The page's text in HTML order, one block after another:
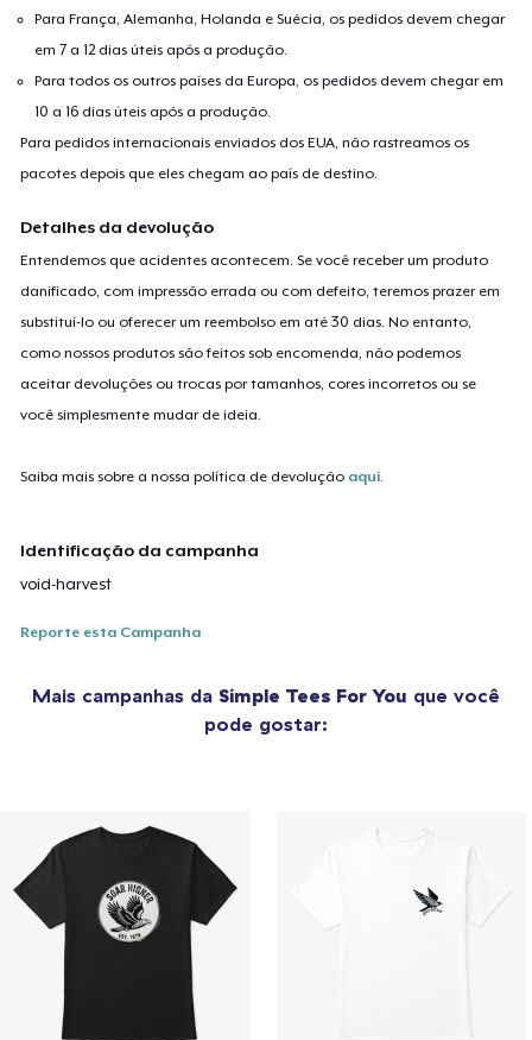
Para França, Alemanha, Holanda e Suécia, os pedidos devem chegar
em 7 a 12 dias úteis após a produção.
Para todos os outros países da Europa, os pedidos devem chegar em
10 a 16 dias úteis após a produção.
Para pedidos internacionais enviados dos EUA, não rastreamos os
pacotes depois que eles chegam ao país de destino.
Detalhes da devolução
Entendemos que acidentes acontecem. Se você receber um produto
danificado, com impressão errada ou com defeito, teremos prazer em
substituí-lo ou oferecer um reembolso em até 30 dias. No entanto,
como nossos produtos são feitos sob encomenda, não podemos
aceitar devoluções ou trocas por tamanhos, cores incorretos ou se
você simplesmente mudar de ideia.
Saiba mais sobre a nossa política de devolução aqui
Identificação da campanha
void-harvest
Reporte esta Campanha
Mais campanhas da Simple Tees For You que você
pode gostar: